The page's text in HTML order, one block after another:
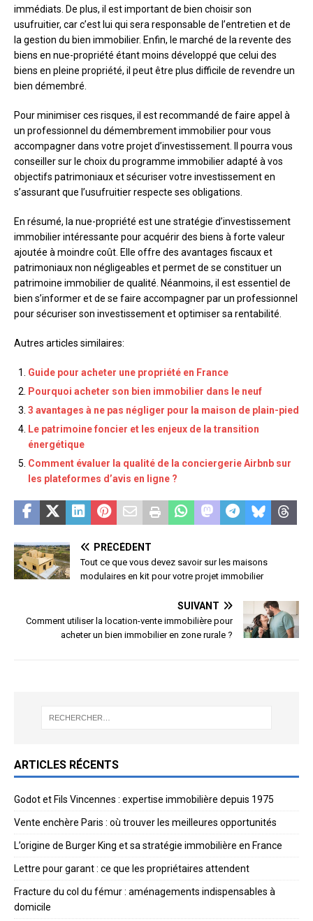
immédiats. De plus, il est important de bien choisir son
usufruitier, car c’est lui qui sera responsable de l’entretien et de
la gestion du bien immobilier. Enfin, le marché de la revente des
biens en nue-propriété étant moins développé que celui des
biens en pleine propriété, il peut être plus difficile de revendre un
bien démembré.
Pour minimiser ces risques, il est recommandé de faire appel à
un professionnel du démembrement immobilier pour vous
accompagner dans votre projet d’investissement. Il pourra vous
conseiller sur le choix du programme immobilier adapté à vos
objectifs patrimoniaux et sécuriser votre investissement en
s’assurant que l’usufruitier respecte ses obligations.
En résumé, la nue-propriété est une stratégie d’investissement
immobilier intéressante pour acquérir des biens à forte valeur
ajoutée à moindre coût. Elle offre des avantages fiscaux et
patrimoniaux non négligeables et permet de se constituer un
patrimoine immobilier de qualité. Néanmoins, il est essentiel de
bien s’informer et de se faire accompagner par un professionnel
pour sécuriser son investissement et optimiser sa rentabilité.
Autres articles similaires:
Guide pour acheter une propriété en France
Pourquoi acheter son bien immobilier dans le neuf
3 avantages à ne pas négliger pour la maison de plain-pied
Le patrimoine foncier et les enjeux de la transition
énergétique
Comment évaluer la qualité de la conciergerie Airbnb sur
les plateformes d’avis en ligne ?
PRÉCÉDENT
Tout ce que vous devez savoir sur les maisons
modulaires en kit pour votre projet immobilier
SUIVANT
Comment utiliser la location-vente immobilière pour
acheter un bien immobilier en zone rurale ?
ARTICLES RÉCENTS
Godot et Fils Vincennes : expertise immobilière depuis 1975
Vente enchère Paris : où trouver les meilleures opportunités
L’origine de Burger King et sa stratégie immobilière en France
Lettre pour garant : ce que les propriétaires attendent
Fracture du col du fémur : aménagements indispensables à
domicile